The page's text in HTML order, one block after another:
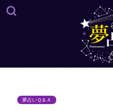
夢占いＱ＆Ａ